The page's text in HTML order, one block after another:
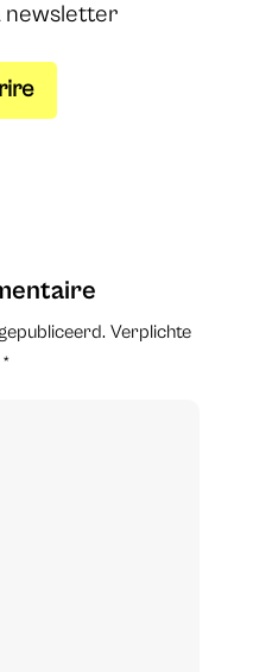
newsletter
Verplichte
*